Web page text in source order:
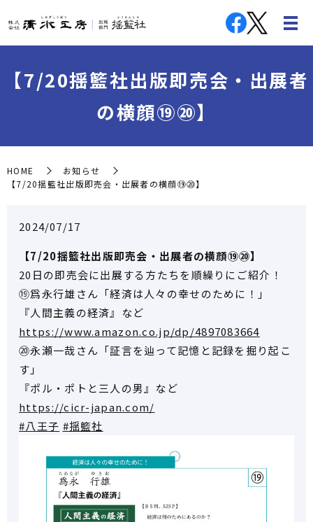
【7/20揺籃社出版即売会・出展者
の横顔⑲⑳】
HOME
お知らせ
【7/20揺籃社出版即売会・出展者の横顔⑲⑳】
2024/07/17
【7/20揺籃社出版即売会・出展者の横顔⑲⑳】
20日の即売会に出展する方たちを順繰りにご紹介！
⑲爲永行雄さん「経済は人々の幸せのために！」
『人間主義の経済』など
https://www.amazon.co.jp/dp/4897083664
⑳永瀬一哉さん「証言を辿って記憶と記録を掘り起こ
す」
『ポル・ポトと三人の男』など
https://cicr-japan.com/
#八王子 #揺籃社